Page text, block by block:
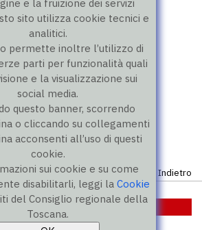
e la fruizione dei servizi
sito utilizza cookie tecnici e
analitici.
permette inoltre l’utilizzo di
parti per funzionalità quali
e la visualizzazione sui
social media.
questo banner, scorrendo
o cliccando su collegamenti
acconsenti all’uso di questi
cookie.
sui cookie e su come
disabilitarli, leggi laCookie
del Consiglio regionale della
Toscana.
Consiglieri» Elenco atti presentati dal
Indietro